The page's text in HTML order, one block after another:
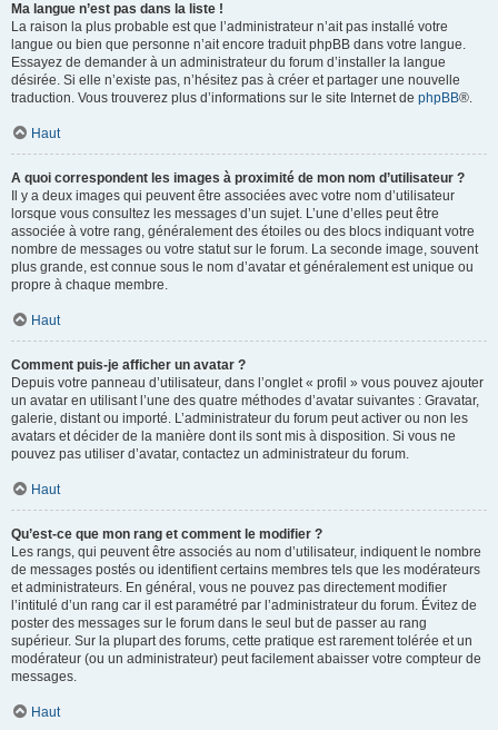
Ma langue n’est pas dans la liste !
La raison la plus probable est que l’administrateur n’ait pas installé votre
langue ou bien que personne n’ait encore traduit phpBB dans votre langue.
Essayez de demander à un administrateur du forum d’installer la langue
désirée. Si elle n’existe pas, n’hésitez pas à créer et partager une nouvelle
traduction. Vous trouverez plus d’informations sur le site Internet de phpBB®.
Haut
A quoi correspondent les images à proximité de mon nom d’utilisateur ?
Il y a deux images qui peuvent être associées avec votre nom d’utilisateur
lorsque vous consultez les messages d’un sujet. L’une d’elles peut être
associée à votre rang, généralement des étoiles ou des blocs indiquant votre
nombre de messages ou votre statut sur le forum. La seconde image, souvent
plus grande, est connue sous le nom d’avatar et généralement est unique ou
propre à chaque membre.
Haut
Comment puis-je afficher un avatar ?
Depuis votre panneau d’utilisateur, dans l’onglet « profil » vous pouvez ajouter
un avatar en utilisant l’une des quatre méthodes d’avatar suivantes : Gravatar,
galerie, distant ou importé. L’administrateur du forum peut activer ou non les
avatars et décider de la manière dont ils sont mis à disposition. Si vous ne
pouvez pas utiliser d’avatar, contactez un administrateur du forum.
Haut
Qu’est-ce que mon rang et comment le modifier ?
Les rangs, qui peuvent être associés au nom d’utilisateur, indiquent le nombre
de messages postés ou identifient certains membres tels que les modérateurs
et administrateurs. En général, vous ne pouvez pas directement modifier
l’intitulé d’un rang car il est paramétré par l’administrateur du forum. Évitez de
poster des messages sur le forum dans le seul but de passer au rang
supérieur. Sur la plupart des forums, cette pratique est rarement tolérée et un
modérateur (ou un administrateur) peut facilement abaisser votre compteur de
messages.
Haut